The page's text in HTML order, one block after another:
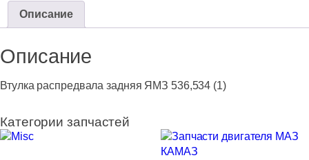
536,534
Описание
Описание
Втулка распредвала задняя ЯМЗ 536,534 (1)
Категории запчастей